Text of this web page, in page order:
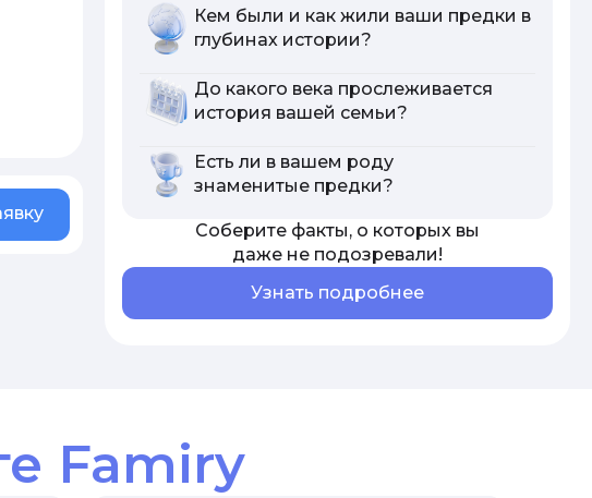
Кем были и как жили ваши предки в
глубинах истории?
До какого века прослеживается
история вашей семьи?
Есть ли в вашем роду
знаменитые предки?
Соберите факты, о которых вы
даже не подозревали!
Узнать подробнее
Famiry